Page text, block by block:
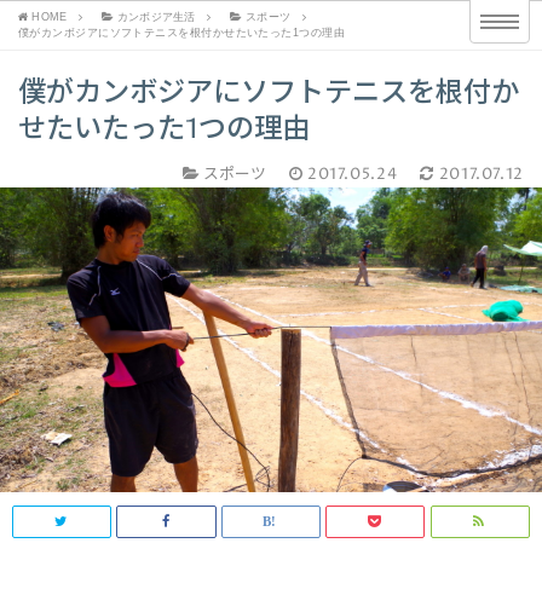
HOME カンボジア生活
スポーツ
僕がカンボジアにソフトテニスを根付かせたいたった1つの理由
僕がカンボジアにソフトテニスを根付か
せたいたった1つの理由
スポーツ 2017.05.24 2017.07.12